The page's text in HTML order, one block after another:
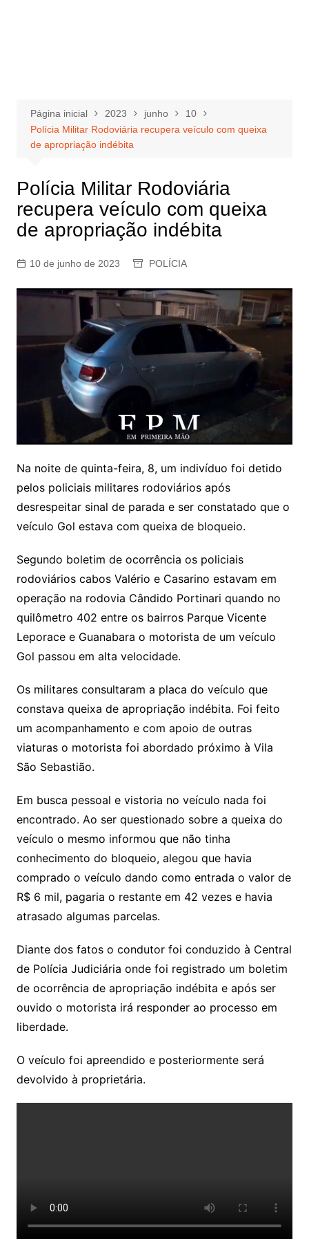
Página inicial 2023 junho
10
Polícia Militar Rodoviária recupera veículo com queixa
de apropriação indébita
Polícia Militar Rodoviária
recupera veículo com queixa
de apropriação indébita
10 de junho de 2023 POLÍCIA
Na noite de quinta-feira, 8, um indivíduo foi detido
pelos policiais militares rodoviários após
desrespeitar sinal de parada e ser constatado que o
veículo Gol estava com queixa de bloqueio.
Segundo boletim de ocorrência os policiais
rodoviários cabos Valério e Casarino estavam em
operação na rodovia Cândido Portinari quando no
quilômetro 402 entre os bairros Parque Vicente
Leporace e Guanabara o motorista de um veículo
Gol passou em alta velocidade.
Os militares consultaram a placa do veículo que
constava queixa de apropriação indébita. Foi feito
um acompanhamento e com apoio de outras
viaturas o motorista foi abordado próximo à Vila
São Sebastião.
Em busca pessoal e vistoria no veículo nada foi
encontrado. Ao ser questionado sobre a queixa do
veículo o mesmo informou que não tinha
conhecimento do bloqueio, alegou que havia
comprado o veículo dando como entrada o valor de
R$ 6 mil, pagaria o restante em 42 vezes e havia
atrasado algumas parcelas.
Diante dos fatos o condutor foi conduzido à Central
de Polícia Judiciária onde foi registrado um boletim
de ocorrência de apropriação indébita e após ser
ouvido o motorista irá responder ao processo em
liberdade.
O veículo foi apreendido e posteriormente será
devolvido à proprietária.